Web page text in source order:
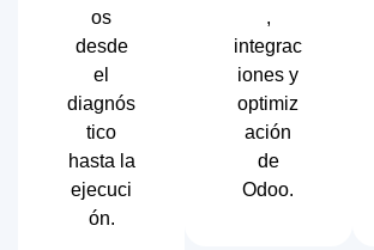
os
desde
el
diagnós
tico
hasta la
ejecuci
ón.
,
integrac
iones y
optimiz
ación
de
Odoo.